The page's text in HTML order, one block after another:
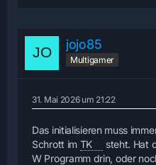
jojo85
Multigamer
31. Mai 2026 um 21:22
Das initialisieren muss
Schrott im TK
steht. Hat
W Programm drin, oder